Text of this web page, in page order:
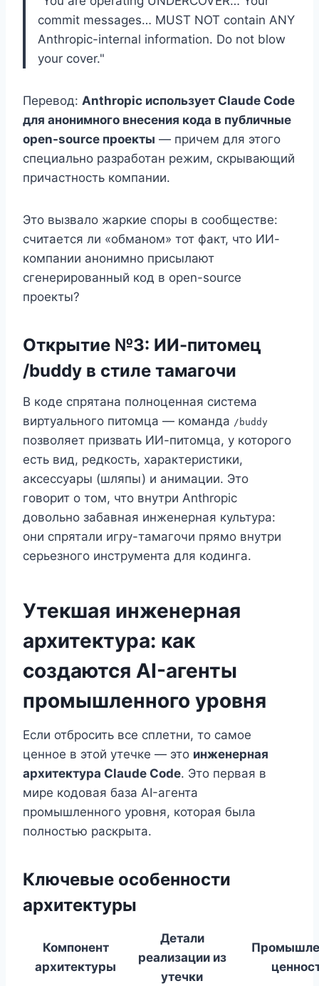
commit messages… MUST NOT contain ANY
Anthropic-internal information. Do not blow
your cover."
Перевод: Anthropic использует Claude Code
для анонимного внесения кода в публичные
open-source проекты — причем для этого
специально разработан режим, скрывающий
причастность компании.
Это вызвало жаркие споры в сообществе:
считается ли «обманом» тот факт, что ИИ-
компании анонимно присылают
сгенерированный код в open-source
проекты?
Открытие №3: ИИ-питомец
/buddy в стиле тамагочи
В коде спрятана полноценная система
виртуального питомца — команда /buddy
позволяет призвать ИИ-питомца, у которого
есть вид, редкость, характеристики,
аксессуары (шляпы) и анимации. Это
говорит о том, что внутри Anthropic
довольно забавная инженерная культура:
они спрятали игру-тамагочи прямо внутри
серьезного инструмента для кодинга.
Утекшая инженерная
архитектура: как
создаются AI-агенты
промышленного уровня
Если отбросить все сплетни, то самое
ценное в этой утечке — это инженерная
архитектура Claude Code. Это первая в
мире кодовая база AI-агента
промышленного уровня, которая была
полностью раскрыта.
Ключевые особенности
архитектуры
Компонент
архитектуры
Детали
реализации из
утечки